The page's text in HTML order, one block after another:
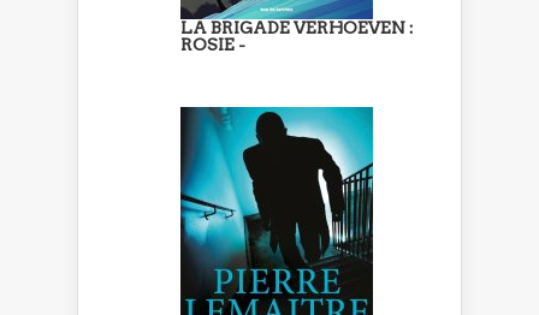
LA BRIGADE VERHOEVEN :
ROSIE -